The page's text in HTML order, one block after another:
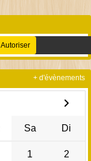
Autoriser
Sa Di
1 2
+ d'évènements